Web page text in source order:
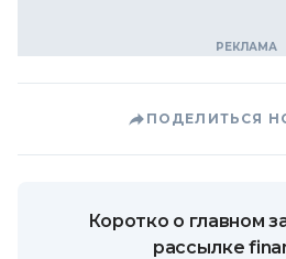
ПОДЕЛИТЬСЯ
Коротко о главном
рассылке